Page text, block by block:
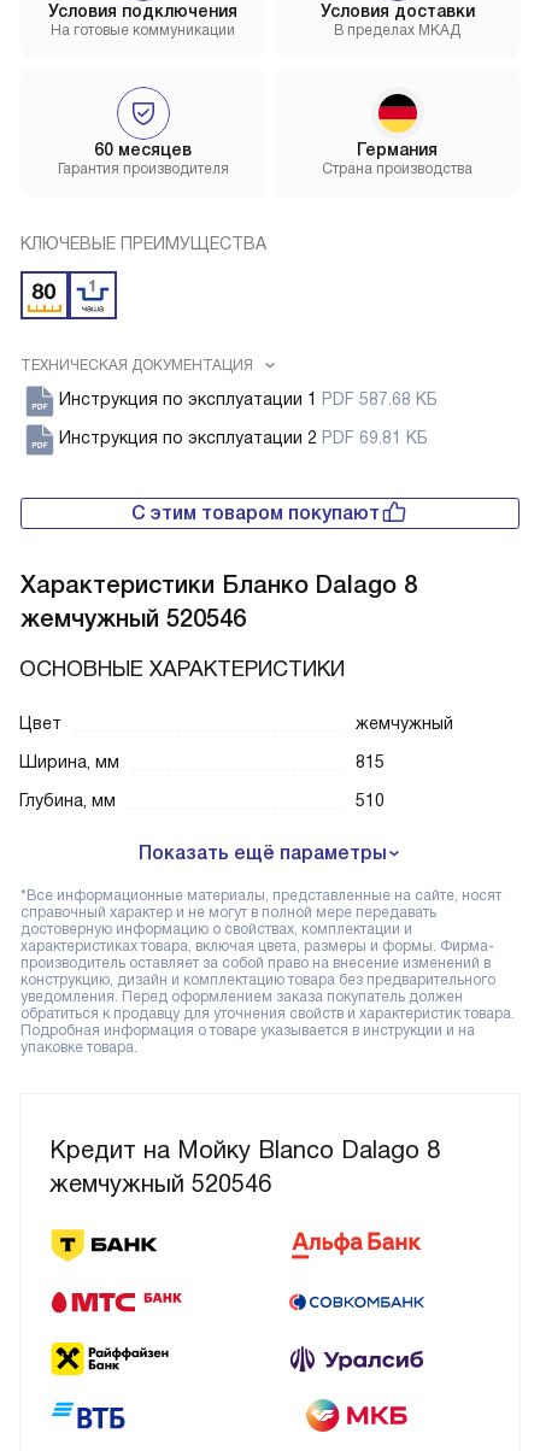
Условия доставки
В пределах МКАД
60 месяцев
Гарантия производителя
Условия подключения
На готовые коммуникации
Германия
Страна производства
КЛЮЧЕВЫЕ ПРЕИМУЩЕСТВА
ТЕХНИЧЕСКАЯ ДОКУМЕНТАЦИЯ
Инструкция по эксплуатации 1
PDF 587.68 КБ
Инструкция по эксплуатации 2 PDF 69.81 КБ
Кредит на Мойку Blanco Dalago 8
жемчужный 520546
С этим товаром покупают
Характеристики Бланко Dalago 8
жемчужный 520546
ОСНОВНЫЕ ХАРАКТЕРИСТИКИ
Цвет
жемчужный
Ширина, мм
815
Глубина, мм
510
Показать ещё параметры
*Все информационные материалы, представленные на сайте, носят
справочный характер и не могут в полной мере передавать
достоверную информацию о свойствах, комплектации и
характеристиках товара, включая цвета, размеры и формы. Фирма-
производитель оставляет за собой право на внесение изменений в
конструкцию, дизайн и комплектацию товара без предварительного
уведомления. Перед оформлением заказа покупатель должен
обратиться к продавцу для уточнения свойств и характеристик товара.
Подробная информация о товаре указывается в инструкции и на
упаковке товара.